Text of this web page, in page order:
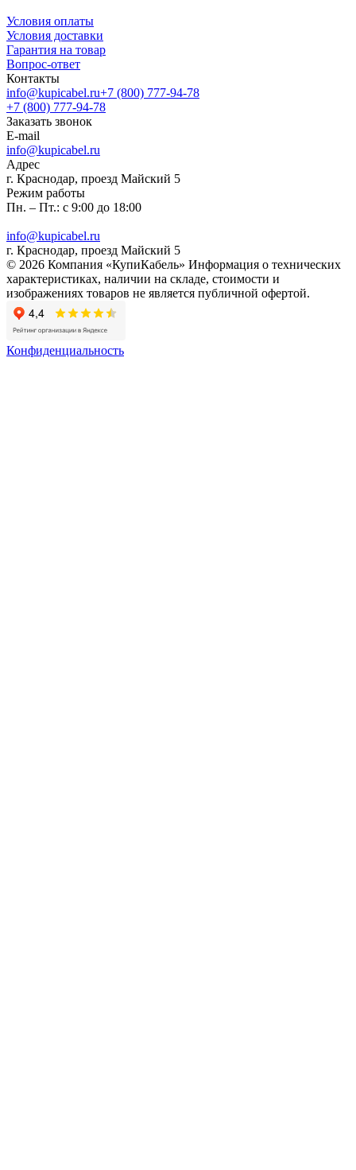
Условия оплаты
Условия доставки
Гарантия на товар
Вопрос-ответ
Контакты
info@kupicabel.ru+7 (800) 777-94-78
+7 (800) 777-94-78
Заказать звонок
E-mail
info@kupicabel.ru
Адрес
г. Краснодар, проезд Майский 5
Режим работы
Пн. – Пт.: с 9:00 до 18:00
info@kupicabel.ru
г. Краснодар, проезд Майский 5
© 2026 Компания «КупиКабель» Информация о технических
характеристиках, наличии на складе, стоимости и
изображениях товаров не является публичной офертой.
Конфиденциальность